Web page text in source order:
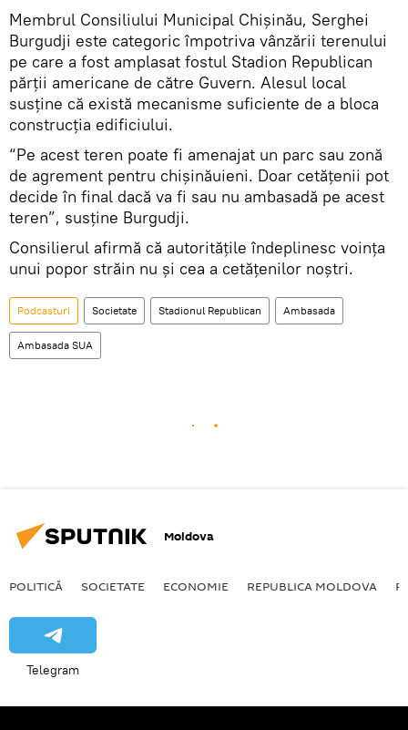
Membrul Consiliului Municipal Chișinău, Serghei
Burgudji este categoric împotriva vânzării terenului
pe care a fost amplasat fostul Stadion Republican
părții americane de către Guvern. Alesul local
susține că există mecanisme suficiente de a bloca
construcția edificiului.
“Pe acest teren poate fi amenajat un parc sau zonă
de agrement pentru chișinăuieni. Doar cetățenii pot
decide în final dacă va fi sau nu ambasadă pe acest
teren”, susține Burgudji.
Consilierul afirmă că autoritățile îndeplinesc voința
unui popor străin nu și cea a cetățenilor noștri.
Podcasturi Societate Stadionul Republican Ambasada
Ambasada SUA
Moldova
POLITICĂ SOCIETATE ECONOMIE REPUBLICA MOLDOVA
Telegram